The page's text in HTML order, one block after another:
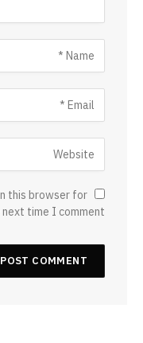
this browser for
time I comment.